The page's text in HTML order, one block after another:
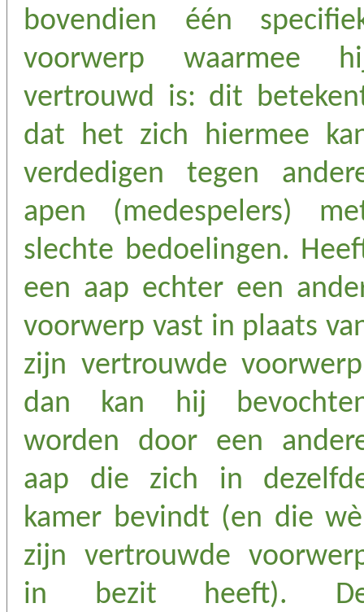
bovendien één
voorwerp waarmee
vertrouwd is: dit
dat het zich hiermee
verdedigen tegen
apen (medespelers)
slechte bedoelingen.
een aap echter een
voorwerp vast in plaats
zijn vertrouwde
dan kan hij
worden door een
aap die zich in
kamer bevindt (en die
zijn vertrouwde
in bezit heeft).